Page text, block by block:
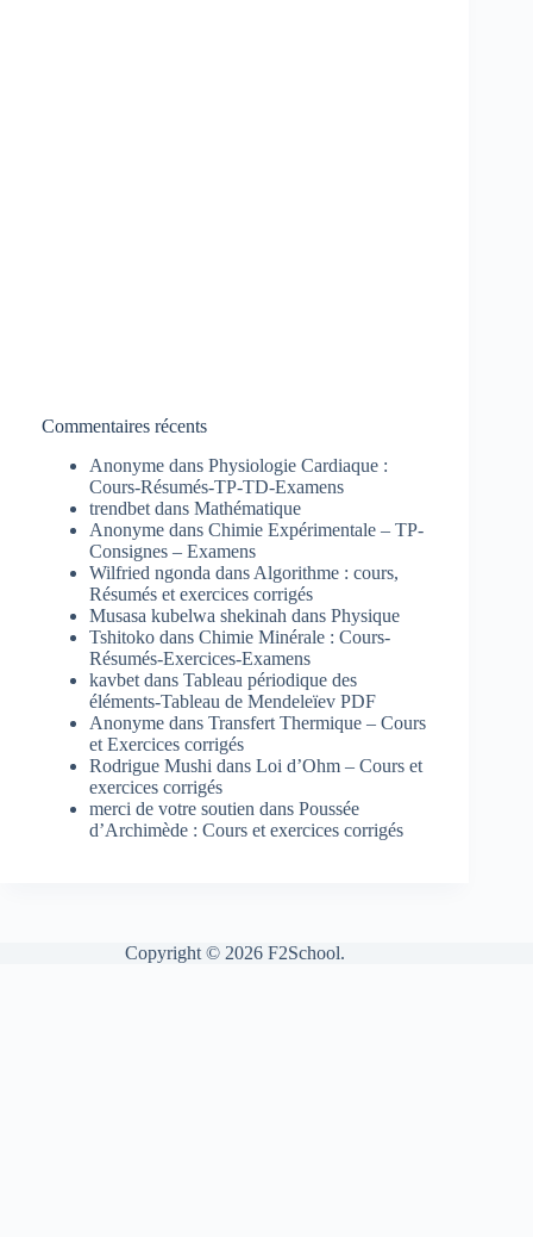
Commentaires récents
Anonyme dans Physiologie Cardiaque :
Cours-Résumés-TP-TD-Examens
trendbet dans Mathématique
Anonyme dans Chimie Expérimentale – TP-
Consignes – Examens
Wilfried ngonda dans Algorithme : cours,
Résumés et exercices corrigés
Musasa kubelwa shekinah dans Physique
Tshitoko dans Chimie Minérale : Cours-
Résumés-Exercices-Examens
kavbet dans Tableau périodique des
éléments-Tableau de Mendeleïev PDF
Anonyme dans Transfert Thermique – Cours
et Exercices corrigés
Rodrigue Mushi dans Loi d’Ohm – Cours et
exercices corrigés
merci de votre soutien dans Poussée
d’Archimède : Cours et exercices corrigés
Copyright © 2026 F2School.